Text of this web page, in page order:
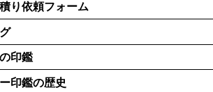
り依頼フォーム
印鑑
印鑑の歴史